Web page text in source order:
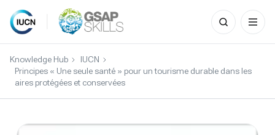
Skip
content
Search
for:
Knowledge Hub
IUCN
Principes « Une seule santé » pour un tourisme durable dans les
aires protégées et conservées